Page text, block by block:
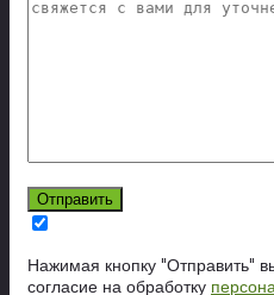
Нажимая кнопку "Отправить"
согласие на обработку